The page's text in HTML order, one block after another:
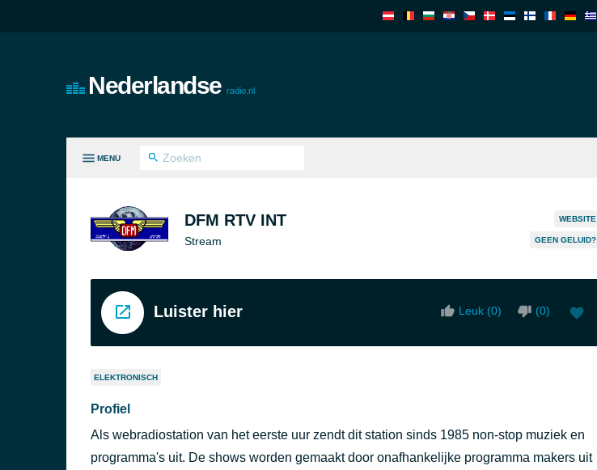
Nederlandse radio.nl
MENU
DFM RTV INT
Stream
WEBSITE
GEEN GELUID?
Luister hier Leuk (0) (0)
ELEKTRONISCH
Profiel
Als webradiostation van het eerste uur zendt dit station sinds 1985 non-stop muziek en
programma's uit. De shows worden gemaakt door onafhankelijke programma makers uit